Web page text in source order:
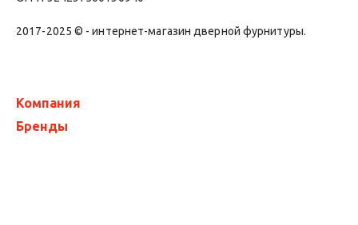
2017-2025 © - интернет-магазин дверной фурнитуры.
Компания
Бренды